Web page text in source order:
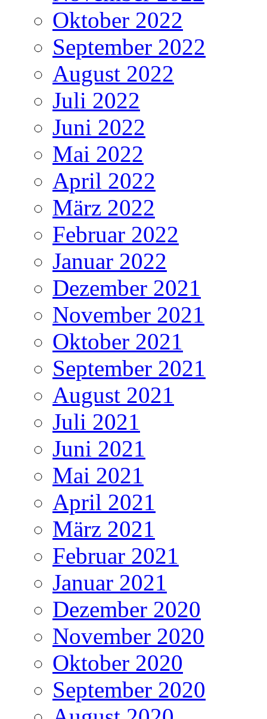
Oktober 2022
September 2022
August 2022
Juli 2022
Juni 2022
Mai 2022
April 2022
März 2022
Februar 2022
Januar 2022
Dezember 2021
November 2021
Oktober 2021
September 2021
August 2021
Juli 2021
Juni 2021
Mai 2021
April 2021
März 2021
Februar 2021
Januar 2021
Dezember 2020
November 2020
Oktober 2020
September 2020